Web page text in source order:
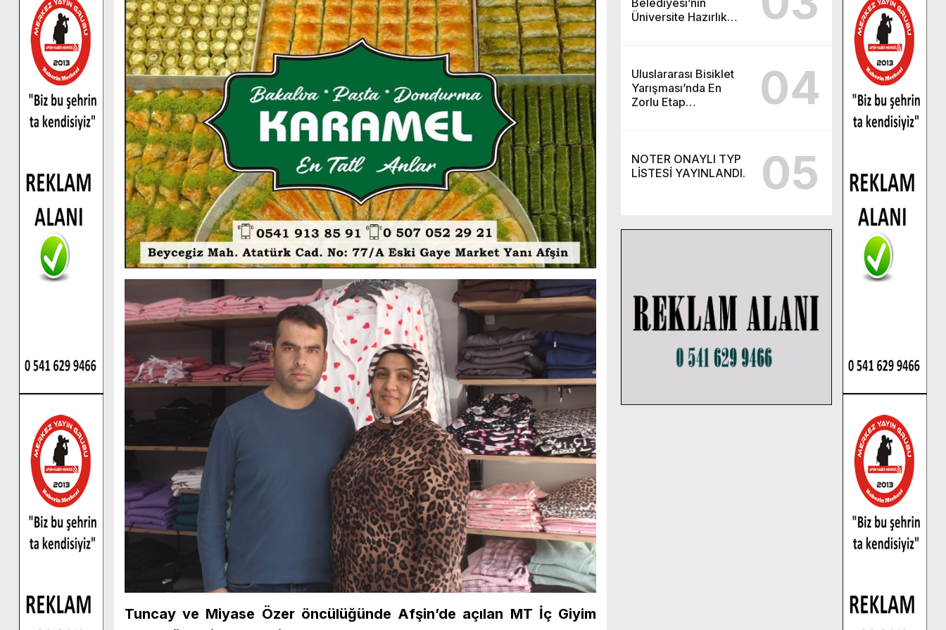
Üniversite Hazırlık
Uluslararası Bisiklet
Yarışması’nda En
Zorlu Etap
04
NOTER ONAYLI TYP
LİSTESİ YAYINLANDI.
05
Tuncay ve Miyase Özer öncülüğünde Afşin’de açılan MT İç Giyim